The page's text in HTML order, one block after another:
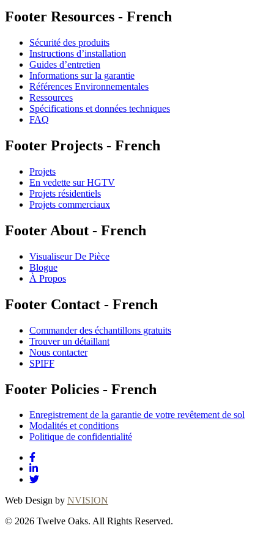
Footer Resources - French
Sécurité des produits
Instructions d’installation
Guides d’entretien
Informations sur la garantie
Références Environnementales
Ressources
Spécifications et données techniques
FAQ
Footer Projects - French
Projets
En vedette sur HGTV
Projets résidentiels
Projets commerciaux
Footer About - French
Visualiseur De Pièce
Blogue
À Propos
Footer Contact - French
Commander des échantillons gratuits
Trouver un détaillant
Nous contacter
SPIFF
Footer Policies - French
Enregistrement de la garantie de votre revêtement de sol
Modalités et conditions
Politique de confidentialité
Web Design by NVISION
© 2026 Twelve Oaks. All Rights Reserved.